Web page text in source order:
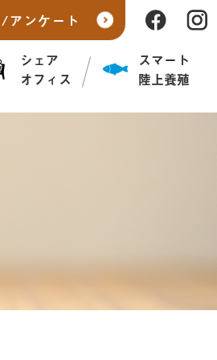
アンケート
シェア
オフィス
スマート
陸上養殖